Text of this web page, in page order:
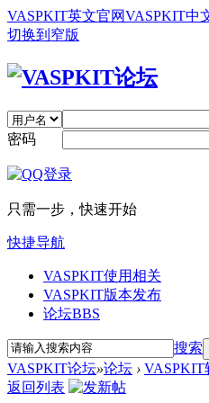
VASPKIT英文官网VASPKIT中
切换到窄版
密码
只需一步，快速开始
快捷导航
VASPKIT使用相关
VASPKIT版本发布
论坛BBS
搜索
VASPKIT论坛»论坛 › VASPKIT
返回列表